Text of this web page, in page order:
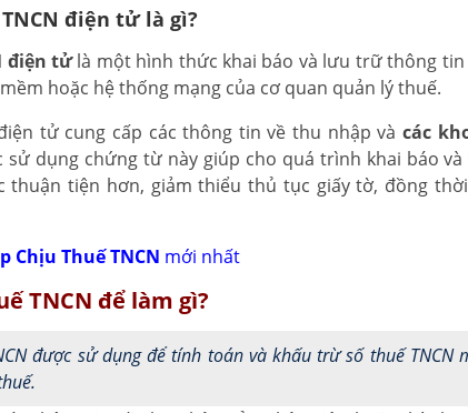
điện tử là gì?
điện tửlà một hình thức khai báo và lưu trữ thông tin
hoặc hệ thống mạng của cơ quan quản lý thuế.
tử cung cấp các thông tin về thu nhập vàcác
dụng chứng từ này giúp cho quá trình khai báo
thuận tiện hơn, giảm thiểu thủ tục giấy tờ, đồng
Chịu Thuế TNCN mới nhất
TNCN để làm gì?
được sử dụng để tính toán và khấu trừ số thuế TNCN